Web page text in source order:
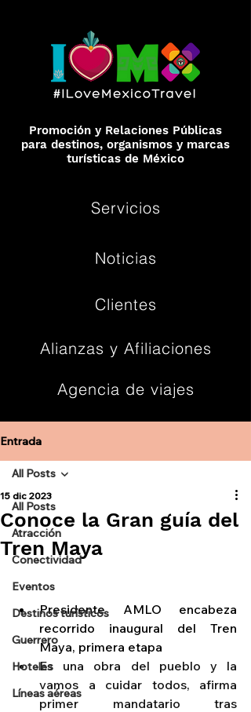
Servicios
Noticias
Clientes
Alianzas y Afiliaciones
Agencia de viajes
Promoción y Relaciones Públicas
para destinos, organismos y marcas
turísticas de México
Entrada
All Posts
Atracción
Conectividad
Eventos
Destinos turísticos
Guerrero
Hoteles
Líneas aéreas
All Posts
Conoce la Gran guía del
Tren Maya
15 dic 2023
Presidente AMLO encabeza
recorrido inaugural del Tren
Maya, primera etapa
Es una obra del pueblo y la
vamos a cuidar todos, afirma
primer mandatario tras